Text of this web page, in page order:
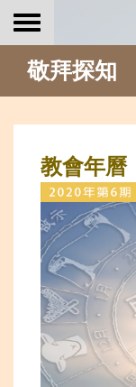
Toggle
敬拜探知
教會年曆